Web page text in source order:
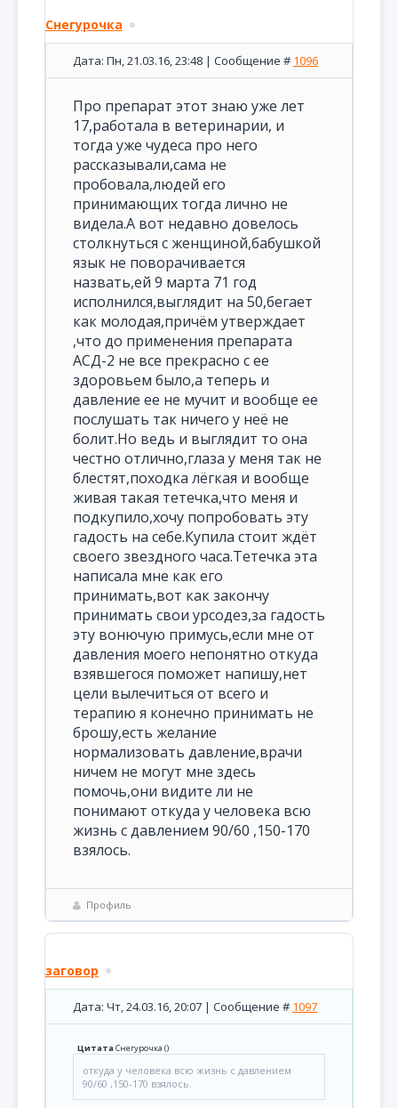
Снегурочка
Дата: Пн, 21.03.16, 23:48 | Сообщение # 1096
Про препарат этот знаю уже лет
17,работала в ветеринарии, и
тогда уже чудеса про него
рассказывали,сама не
пробовала,людей его
принимающих тогда лично не
видела.А вот недавно довелось
столкнуться с женщиной,бабушкой
язык не поворачивается
назвать,ей 9 марта 71 год
исполнился,выглядит на 50,бегает
как молодая,причём утверждает
,что до применения препарата
АСД-2 не все прекрасно с ее
здоровьем было,а теперь и
давление ее не мучит и вообще ее
послушать так ничего у неё не
болит.Но ведь и выглядит то она
честно отлично,глаза у меня так не
блестят,походка лёгкая и вообще
живая такая тетечка,что меня и
подкупило,хочу попробовать эту
гадость на себе.Купила стоит ждёт
своего звездного часа.Тетечка эта
написала мне как его
принимать,вот как закончу
принимать свои урсодез,за гадость
эту вонючую примусь,если мне от
давления моего непонятно откуда
взявшегося поможет напишу,нет
цели вылечиться от всего и
терапию я конечно принимать не
брошу,есть желание
нормализовать давление,врачи
ничем не могут мне здесь
помочь,они видите ли не
понимают откуда у человека всю
жизнь с давлением 90/60 ,150-170
взялось.
Профиль
заговор
Дата: Чт, 24.03.16, 20:07 | Сообщение # 1097
ЦитатаСнегурочка ()
откуда у человека всю жизнь с давлением
90/60 ,150-170 взялось.